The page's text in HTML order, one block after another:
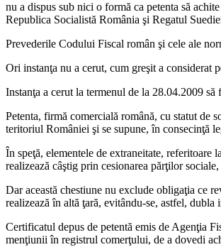
nu a dispus sub nici o formă ca petenta să
Republica Socialistă România şi Regatul
Prevederile Codului Fiscal român şi cele ale
Ori instanţa nu a cerut, cum greşit a considerat
Instanţa a cerut la termenul de la 28.04.2009
Petenta, firmă comercială română, cu statut de
teritoriul României şi se supune, în consecinţă
În speţă, elementele de extraneitate, referitoare
realizează câştig prin cesionarea părţilor
Dar această chestiune nu exclude obligaţia ce
realizează în altă ţară, evitându-se, astfel, dubla
Certificatul depus de petentă emis de Agenţia
menţiunii în registrul comerţului, de a dovedi